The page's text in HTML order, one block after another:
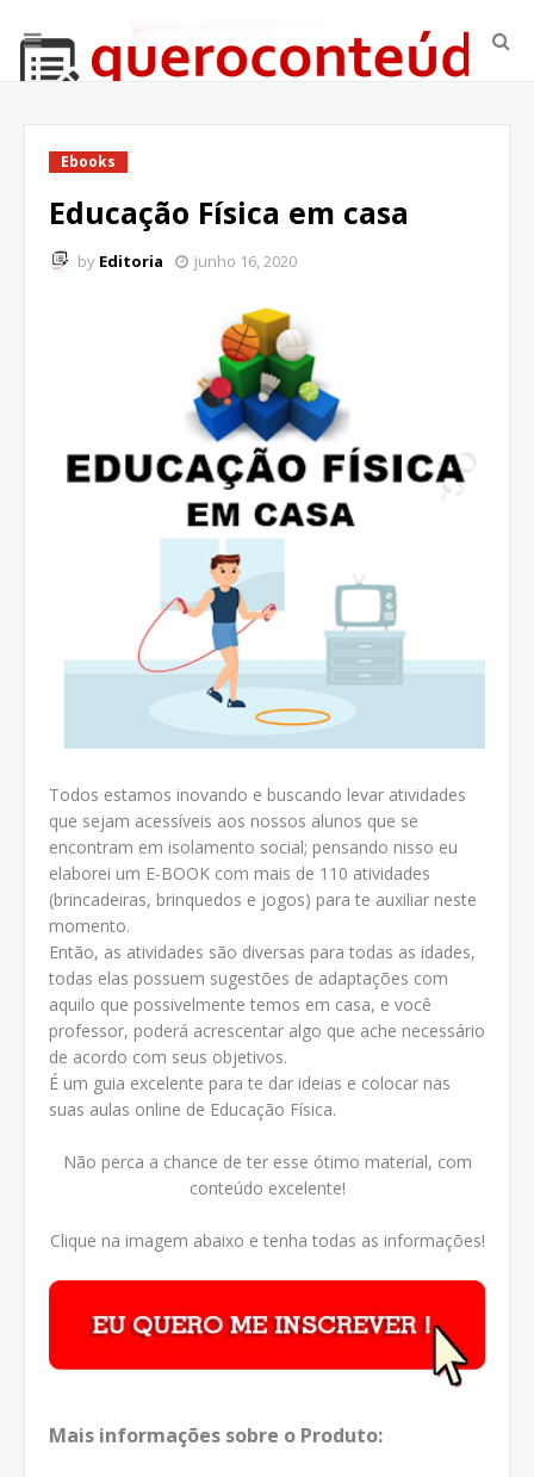
Ebooks
Educação Física em casa
by Editoria junho 16, 2020
Todos estamos inovando e buscando levar atividades
que sejam acessíveis aos nossos alunos que se
encontram em isolamento social; pensando nisso eu
elaborei um E-BOOK com mais de 110 atividades
(brincadeiras, brinquedos e jogos) para te auxiliar neste
momento.
Então, as atividades são diversas para todas as idades,
todas elas possuem sugestões de adaptações com
aquilo que possivelmente temos em casa, e você
professor, poderá acrescentar algo que ache necessário
de acordo com seus objetivos.
É um guia excelente para te dar ideias e colocar nas
suas aulas online de Educação Física.
Não perca a chance de ter esse ótimo material, com
conteúdo excelente!
Clique na imagem abaixo e tenha todas as informações!
Mais informações sobre o Produto: